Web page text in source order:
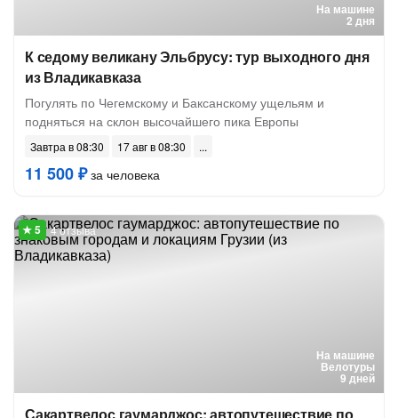
На машине
2 дня
К седому великану Эльбрусу: тур выходного дня
из Владикавказа
Погулять по Чегемскому и Баксанскому ущельям и
подняться на склон высочайшего пика Европы
Завтра в 08:30 17 авг в 08:30
11 500 ₽за человека
На машине
Велотуры
9 дней
4 отзыва